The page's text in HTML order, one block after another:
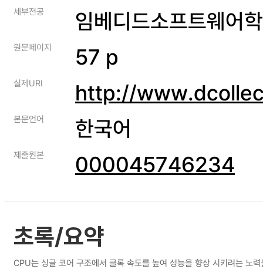
세부전공 임베디드소프트웨어학
원문페이지 57 p
실제URI http://
본문언어 한국어
제출원본 000045746234
초록/요약
CPU는 싱글 코어 구조에서 클록 속도를 높여 성능을 향상 시키려는 노